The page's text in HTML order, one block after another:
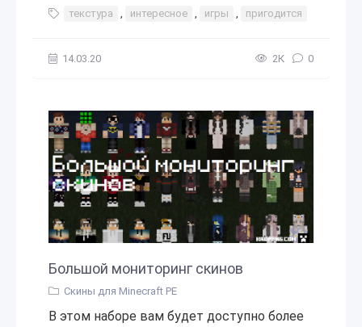
текстура , интересное , игры , пригодится
14.03.20 2К 0
Большой мониторинг скинов
Скины для Minecraft PE
В этом наборе вам будет доступно более